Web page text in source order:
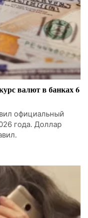
валют в банках 6
официальный
года. Доллар